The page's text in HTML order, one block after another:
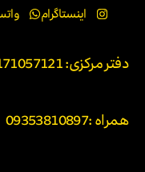
اینستاگرام
دفتر مرکزی: 02171057121
همراه :09353810897